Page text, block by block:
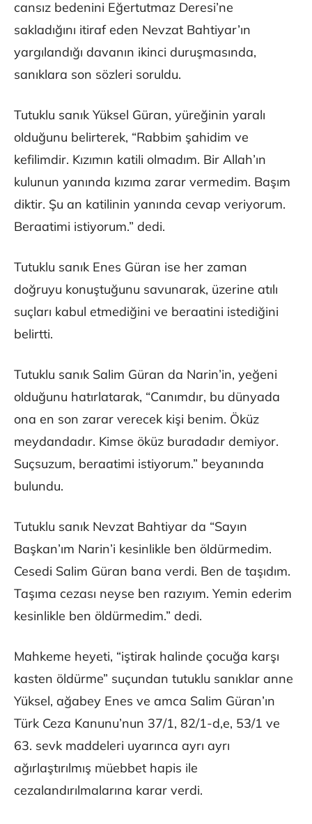
cansız bedenini Eğertutmaz Deresi’ne
sakladığını itiraf eden Nevzat Bahtiyar’ın
yargılandığı davanın ikinci duruşmasında,
sanıklara son sözleri soruldu.
Tutuklu sanık Yüksel Güran, yüreğinin yaralı
olduğunu belirterek, “Rabbim şahidim ve
kefilimdir. Kızımın katili olmadım. Bir Allah’ın
kulunun yanında kızıma zarar vermedim. Başım
diktir. Şu an katilinin yanında cevap veriyorum.
Beraatimi istiyorum.” dedi.
Tutuklu sanık Enes Güran ise her zaman
doğruyu konuştuğunu savunarak, üzerine atılı
suçları kabul etmediğini ve beraatini istediğini
belirtti.
Tutuklu sanık Salim Güran da Narin’in, yeğeni
olduğunu hatırlatarak, “Canımdır, bu dünyada
ona en son zarar verecek kişi benim. Öküz
meydandadır. Kimse öküz buradadır demiyor.
Suçsuzum, beraatimi istiyorum.” beyanında
bulundu.
Tutuklu sanık Nevzat Bahtiyar da “Sayın
Başkan’ım Narin’i kesinlikle ben öldürmedim.
Cesedi Salim Güran bana verdi. Ben de taşıdım.
Taşıma cezası neyse ben razıyım. Yemin ederim
kesinlikle ben öldürmedim.” dedi.
Mahkeme heyeti, “iştirak halinde çocuğa karşı
kasten öldürme” suçundan tutuklu sanıklar anne
Yüksel, ağabey Enes ve amca Salim Güran’ın
Türk Ceza Kanunu’nun 37/1, 82/1-d,e, 53/1 ve
63. sevk maddeleri uyarınca ayrı ayrı
ağırlaştırılmış müebbet hapis ile
cezalandırılmalarına karar verdi.